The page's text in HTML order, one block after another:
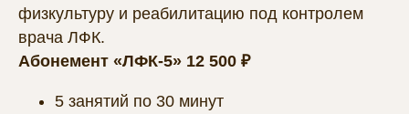
физкультуру и реабилитацию под контролем
врача ЛФК.
Абонемент «ЛФК-5» 12 500 ₽
5 занятий по 30 минут